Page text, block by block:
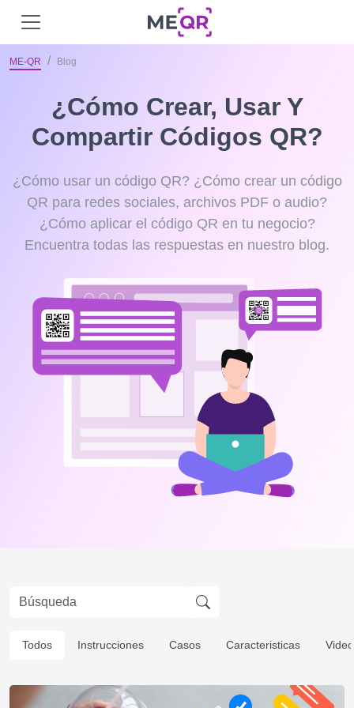
ME-QR Blog
¿Cómo Crear, Usar Y
Compartir Códigos QR?
¿Cómo usar un código QR? ¿Cómo crear un código
QR para redes sociales, archivos PDF o audio?
¿Cómo aplicar el código QR en tu negocio?
Encuentra todas las respuestas en nuestro blog.
Todos Instrucciones Casos Caracteristicas Video